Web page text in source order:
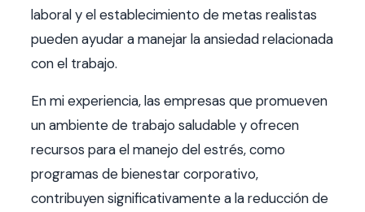
laboral y el establecimiento de metas realistas
pueden ayudar a manejar la ansiedad relacionada
con el trabajo.
En mi experiencia, las empresas que promueven
un ambiente de trabajo saludable y ofrecen
recursos para el manejo del estrés, como
programas de bienestar corporativo,
contribuyen significativamente a la reducción de